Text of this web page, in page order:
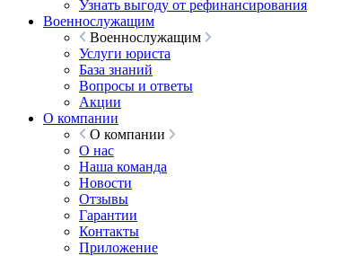
Узнать выгоду от рефинансирования
Военнослужащим
Военнослужащим
Услуги юриста
База знаний
Вопросы и ответы
Акции
О компании
О компании
О нас
Наша команда
Новости
Отзывы
Гарантии
Контакты
Приложение